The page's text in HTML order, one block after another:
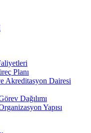
Planı
Akreditasyon Dairesi
Dağılımı
Yapısı